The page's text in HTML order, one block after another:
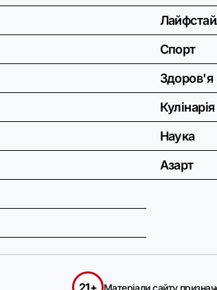
Спорт
Здоров'я
Кулінарія
Наука
Азарт
21+ Матеріали сайту